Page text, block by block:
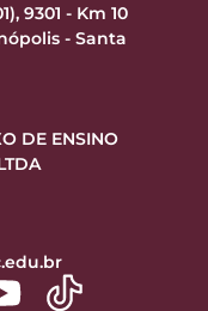
9301 - Km 10
- Santa
DE ENSINO